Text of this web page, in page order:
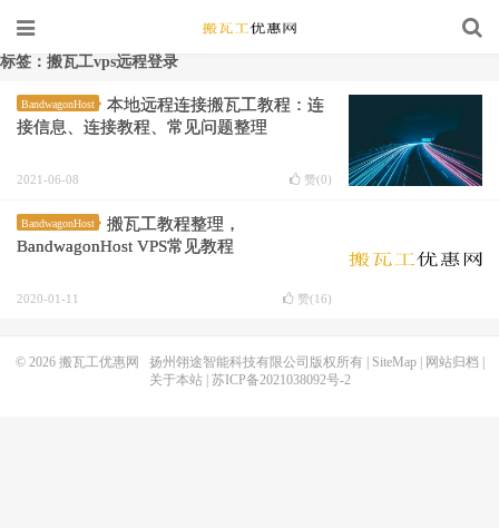
标签：搬瓦工vps远程登录
BandwagonHost
本地远程连接搬瓦工教程：连
接信息、连接教程、常见问题整理
2021-06-08 赞(0)
BandwagonHost
搬瓦工教程整理，
BandwagonHost VPS常见教程
2020-01-11 赞(16)
© 2026 搬瓦工优惠网 扬州翎途智能科技有限公司版权所有 | SiteMap| 网站归档
关于本站| 苏ICP备2021038092号-2